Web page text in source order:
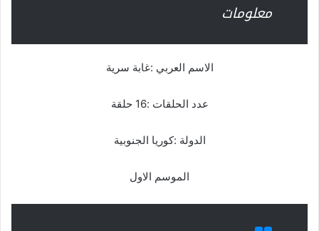
معلومات
الاسم العربي :غابة سرية
عدد الحلقات :16 حلقة
الدولة :كوريا الجنوبية
الموسم الاول